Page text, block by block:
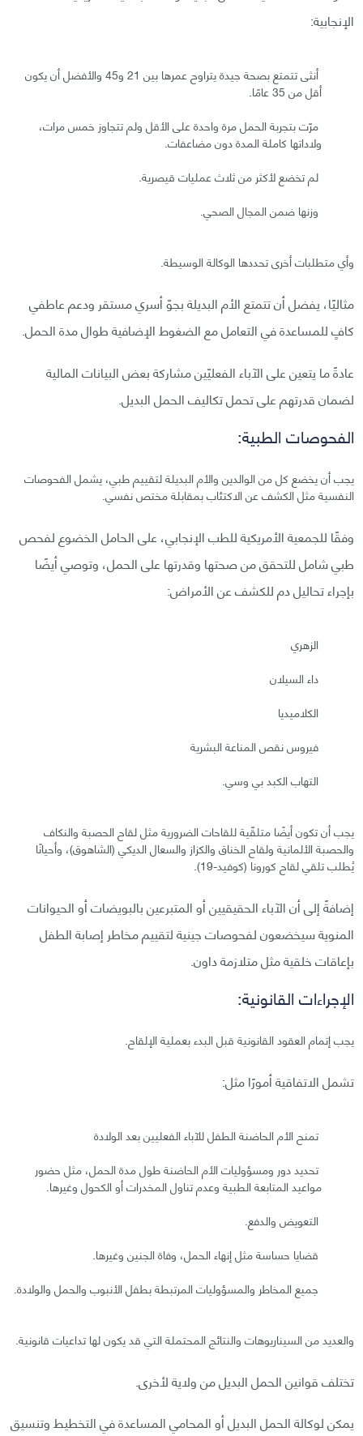
الإنجابية:
أنثى تتمتع بصحة جيدة يتراوح عمرها بين 21 و45 والأفضل أن يكون
أقل من 35 عامًا.
مرّت بتجربة الحمل مرة واحدة على الأقل ولم تتجاوز خمس مرات،
ولاداتها كاملة المدة دون مضاعفات.
لم تخضع لأكثر من ثلاث عمليات قيصرية.
وزنها ضمن المجال الصحي.
وأي متطلبات أخرى تحددها الوكالة الوسيطة.
مثاليًا، يفضل أن تتمتع الأم البديلة بجوّ أسري مستقر ودعم عاطفي
كافٍ للمساعدة في التعامل مع الضغوط الإضافية طوال مدة الحمل.
عادةً ما يتعين على الآباء الفعليّين مشاركة بعض البيانات المالية
لضمان قدرتهم على تحمل تكاليف الحمل البديل.
الفحوصات الطبية:
يجب أن يخضع كل من الوالدين والأم البديلة لتقييم طبي، يشمل الفحوصات
النفسية مثل الكشف عن الاكتئاب بمقابلة مختص نفسي.
وفقًا للجمعية الأمريكية للطب الإنجابي، على الحامل الخضوع لفحص
طبي شامل للتحقق من صحتها وقدرتها على الحمل، وتوصي أيضًا
بإجراء تحاليل دم للكشف عن الأمراض:
الزهري
داء السيلان
الكلاميديا
فيروس نقص المناعة البشرية
التهاب الكبد بي وسي.
يجب أن تكون أيضًا متلقّية للقاحات الضرورية مثل لقاح الحصبة والنكاف
والحصبة الألمانية ولقاح الخناق والكزاز والسعال الديكي (الشاهوق)، وأحيانًا
يُطلب تلقي لقاح كورونا (كوفيد-19).
إضافةً إلى أن الآباء الحقيقيين أو المتبرعين بالبويضات أو الحيوانات
المنوية سيخضعون لفحوصات جينية لتقييم مخاطر إصابة الطفل
بإعاقات خلقية مثل متلازمة داون.
الإجراءات القانونية:
يجب إتمام العقود القانونية قبل البدء بعملية الإلقاح.
تشمل الاتفاقية أمورًا مثل:
تمنح الأم الحاضنة الطفل للآباء الفعليين بعد الولادة
تحديد دور ومسؤوليات الأم الحاضنة طول مدة الحمل، مثل حضور
مواعيد المتابعة الطبية وعدم تناول المخدرات أو الكحول وغيرها.
التعويض والدفع.
قضايا حساسة مثل إنهاء الحمل، وفاة الجنين وغيرها.
جميع المخاطر والمسؤوليات المرتبطة بطفل الأنبوب والحمل والولادة.
والعديد من السيناريوهات والنتائج المحتملة التي قد يكون لها تداعيات قانونية.
تختلف قوانين الحمل البديل من ولاية لأخرى.
يمكن لوكالة الحمل البديل أو المحامي المساعدة في التخطيط وتنسيق